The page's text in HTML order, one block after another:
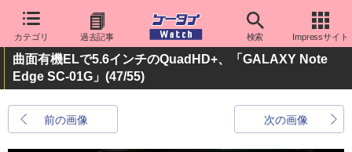
カテゴリ 過去記事 検索 Impressサイト
曲面有機ELで5.6インチのQuadHD+、「GALAXY Note
Edge SC-01G」 (47/55)
前の画像 次の画像